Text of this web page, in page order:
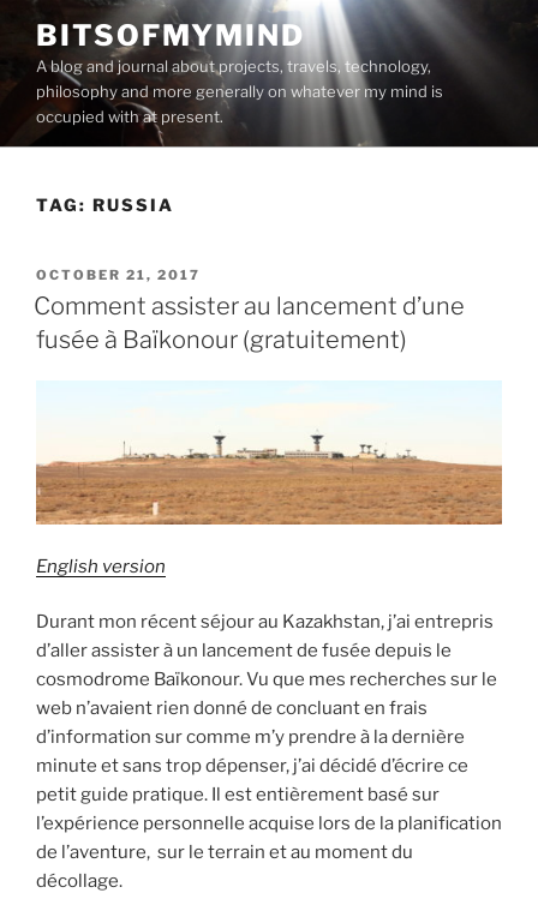
content
BITSOFMYMIND
A blog and journal about projects, travels, technology,
philosophy and more generally on whatever my mind is
occupied with at present.
TAG: RUSSIA
POSTED
ON
OCTOBER 21, 2017
Comment assister au lancement d’une
fusée à Baïkonour (gratuitement)
English version
Durant mon récent séjour au Kazakhstan, j’ai entrepris
d’aller assister à un lancement de fusée depuis le
cosmodrome Baïkonour. Vu que mes recherches sur le
web n’avaient rien donné de concluant en frais
d’information sur comme m’y prendre à la dernière
minute et sans trop dépenser, j’ai décidé d’écrire ce
petit guide pratique. Il est entièrement basé sur
l’expérience personnelle acquise lors de la planification
de l’aventure, sur le terrain et au moment du
décollage.